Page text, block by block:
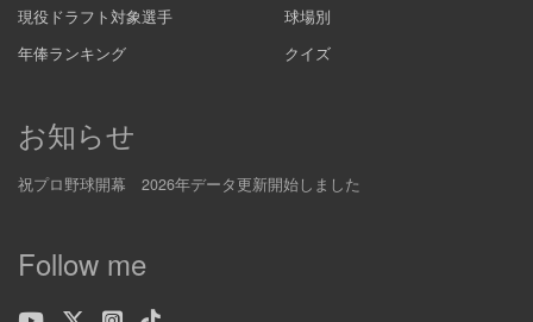
現役ドラフト対象選手
球場別
年俸ランキング
クイズ
お知らせ
祝プロ野球開幕 2026年データ更新開始しました
Follow me